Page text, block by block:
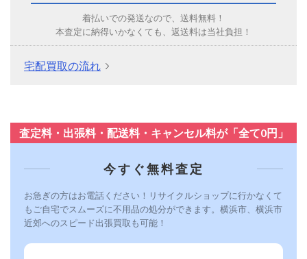
着払いでの発送なので、送料無料！
本査定に納得いかなくても、返送料は当社負担！
宅配買取の流れ
査定料・出張料・配送料・キャンセル料が「全て0円」
今すぐ無料査定
お急ぎの方はお電話ください！リサイクルショップに行かなくて
もご自宅でスムーズに不用品の処分ができます。横浜市、横浜市
近郊へのスピード出張買取も可能！